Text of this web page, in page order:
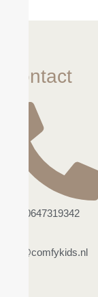
Contact
+31 0647319342
info@comfykids.nl